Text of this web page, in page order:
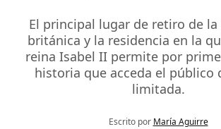
El principal lugar de retiro de
británica y la residencia en la
reina Isabel II permite por
historia que acceda el público
limitada.
Escrito por María Aguirre